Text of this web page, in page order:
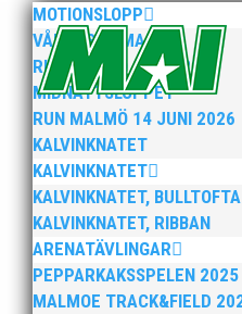
MOTIONSLOPP
VÅRRUSET MALMÖ
RUN MALMÖ 10K & 21K
MIDNATTSLOPPET
RUN MALMÖ 14 JUNI 2026
KALVINKNATET
KALVINKNATET
KALVINKNATET, BULLTOFTA
KALVINKNATET, RIBBAN
ARENATÄVLINGAR
PEPPARKAKSSPELEN 2025
MALMOE TRACK&FIELD
Nu kan du se när
Malmöloppet gick